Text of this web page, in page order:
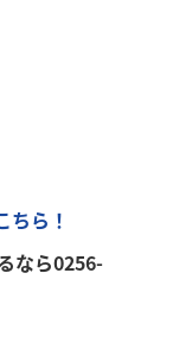
ちら！